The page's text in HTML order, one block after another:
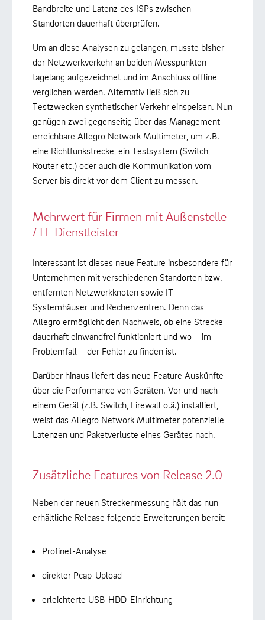
Bandbreite und Latenz des ISPs zwischen
Standorten dauerhaft überprüfen.
Um an diese Analysen zu gelangen, musste bisher
der Netzwerkverkehr an beiden Messpunkten
tagelang aufgezeichnet und im Anschluss offline
verglichen werden. Alternativ ließ sich zu
Testzwecken synthetischer Verkehr einspeisen. Nun
genügen zwei gegenseitig über das Management
erreichbare Allegro Network Multimeter, um z.B.
eine Richtfunkstrecke, ein Testsystem (Switch,
Router etc.) oder auch die Kommunikation vom
Server bis direkt vor dem Client zu messen.
Mehrwert für Firmen mit Außenstelle
/ IT-Dienstleister
Interessant ist dieses neue Feature insbesondere für
Unternehmen mit verschiedenen Standorten bzw.
entfernten Netzwerkknoten sowie IT-
Systemhäuser und Rechenzentren. Denn das
Allegro ermöglicht den Nachweis, ob eine Strecke
dauerhaft einwandfrei funktioniert und wo – im
Problemfall – der Fehler zu finden ist.
Darüber hinaus liefert das neue Feature Auskünfte
über die Performance von Geräten. Vor und nach
einem Gerät (z.B. Switch, Firewall o.ä.) installiert,
weist das Allegro Network Multimeter potenzielle
Latenzen und Paketverluste eines Gerätes nach.
Zusätzliche Features von Release 2.0
Neben der neuen Streckenmessung hält das nun
erhältliche Release folgende Erweiterungen bereit:
Profinet-Analyse
direkter Pcap-Upload
erleichterte USB-HDD-Einrichtung